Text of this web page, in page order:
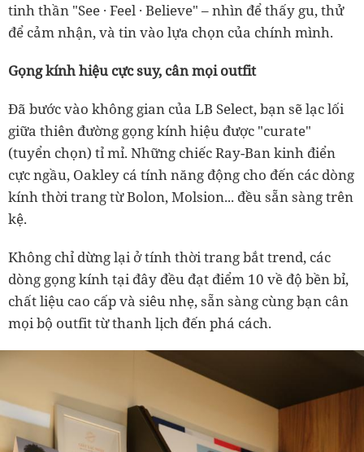
tinh thần "See · Feel · Believe" – nhìn để thấy gu, thử
để cảm nhận, và tin vào lựa chọn của chính mình.
Gọng kính hiệu cực suy, cân mọi outfit
Đã bước vào không gian của LB Select, bạn sẽ lạc lối
giữa thiên đường gọng kính hiệu được "curate"
(tuyển chọn) tỉ mỉ. Những chiếc Ray-Ban kinh điển
cực ngầu, Oakley cá tính năng động cho đến các dòng
kính thời trang từ Bolon, Molsion... đều sẵn sàng trên
kệ.
Không chỉ dừng lại ở tính thời trang bắt trend, các
dòng gọng kính tại đây đều đạt điểm 10 về độ bền bỉ,
chất liệu cao cấp và siêu nhẹ, sẵn sàng cùng bạn cân
mọi bộ outfit từ thanh lịch đến phá cách.